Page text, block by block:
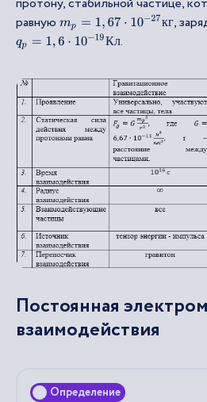
равную
кг
mp =1, 67⋅10 − 27кг ,
Кл
qp =1 6⋅10 − 19Кл .
Постоянная
взаимодействия
Определение